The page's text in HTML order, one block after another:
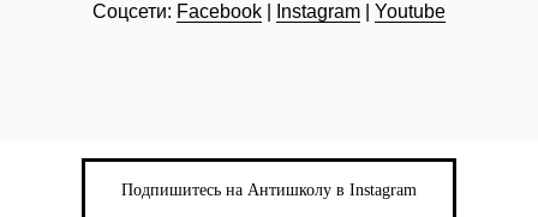
Соцсети: Facebook Instagram Youtube
Подпишитесь на Антишколу в Instagram